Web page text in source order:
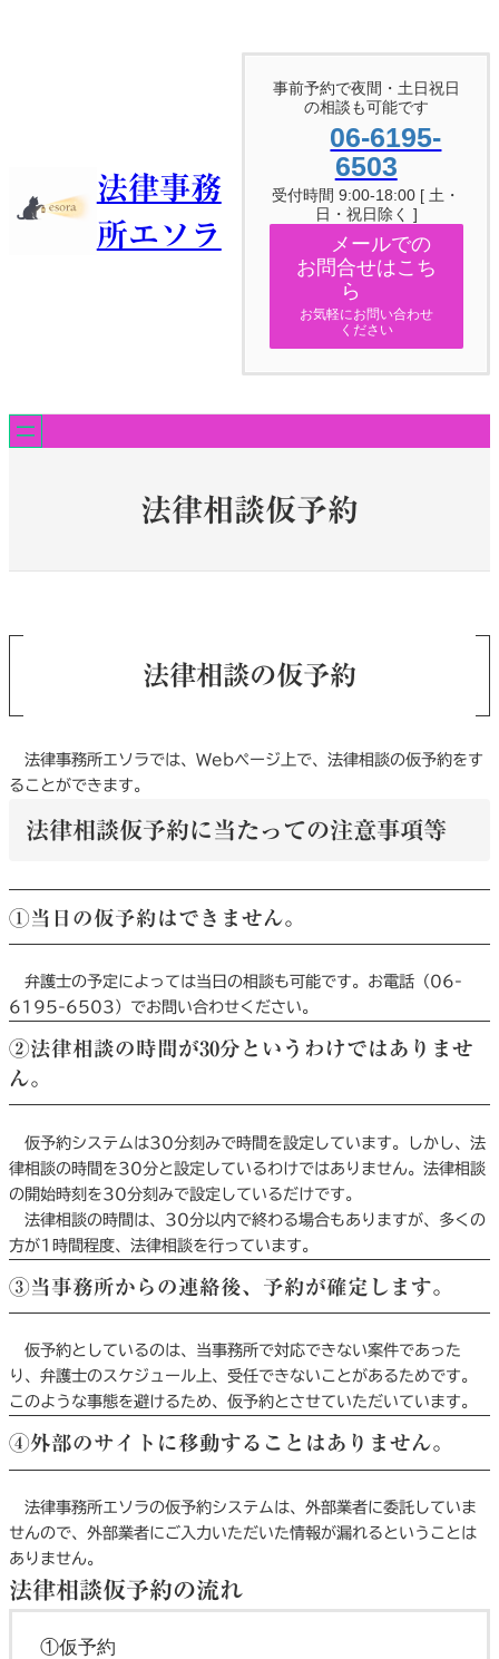
法律事務
所エソラ
事前予約で夜間・土日祝日
の相談も可能です
06-6195-
6503
受付時間 9:00-18:00 [ 土・
日・祝日除く ]
メールでの
お問合せはこち
ら
お気軽にお問い合わせ
ください
法律相談仮予約
法律相談の仮予約
法律事務所エソラでは、Webページ上で、法律相談の仮予約をす
ることができます。
法律相談仮予約に当たっての注意事項等
①当日の仮予約はできません。
弁護士の予定によっては当日の相談も可能です。お電話（06-
6195-6503）でお問い合わせください。
②法律相談の時間が30分というわけではありませ
ん。
仮予約システムは30分刻みで時間を設定しています。しかし、法
律相談の時間を30分と設定しているわけではありません。法律相談
の開始時刻を30分刻みで設定しているだけです。
法律相談の時間は、30分以内で終わる場合もありますが、多くの
方が1時間程度、法律相談を行っています。
③当事務所からの連絡後、予約が確定します。
仮予約としているのは、当事務所で対応できない案件であった
り、弁護士のスケジュール上、受任できないことがあるためです。
このような事態を避けるため、仮予約とさせていただいています。
④外部のサイトに移動することはありません。
法律事務所エソラの仮予約システムは、外部業者に委託していま
せんので、外部業者にご入力いただいた情報が漏れるということは
ありません。
法律相談仮予約の流れ
①仮予約